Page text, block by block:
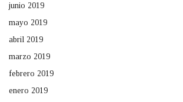
junio 2019
mayo 2019
abril 2019
marzo 2019
febrero 2019
enero 2019